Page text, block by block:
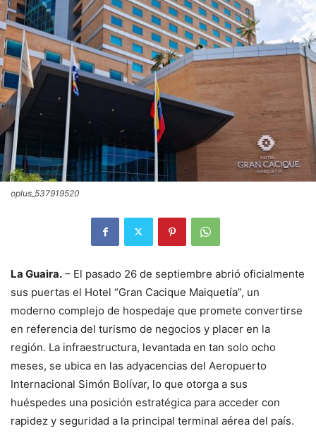
oplus_537919520
La Guaira. – El pasado 26 de septiembre abrió oficialmente
sus puertas el Hotel “Gran Cacique Maiquetía”, un
moderno complejo de hospedaje que promete convertirse
en referencia del turismo de negocios y placer en la
región. La infraestructura, levantada en tan solo ocho
meses, se ubica en las adyacencias del Aeropuerto
Internacional Simón Bolívar, lo que otorga a sus
huéspedes una posición estratégica para acceder con
rapidez y seguridad a la principal terminal aérea del país.